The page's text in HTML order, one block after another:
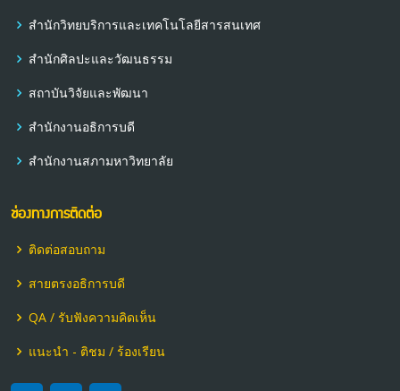
สำนักวิทยบริการและเทคโนโลยีสารสนเทศ
สำนักศิลปะและวัฒนธรรม
สถาบันวิจัยและพัฒนา
สำนักงานอธิการบดี
สำนักงานสภามหาวิทยาลัย
ช่องทางการติดต่อ
ติดต่อสอบถาม
สายตรงอธิการบดี
QA / รับฟังความคิดเห็น
แนะนำ - ติชม / ร้องเรียน